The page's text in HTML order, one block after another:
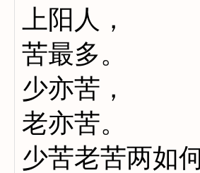
上阳人，
苦最多。
少亦苦，
老亦苦。
少苦老苦两如